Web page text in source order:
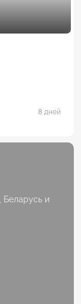
8 дней
Беларусь и